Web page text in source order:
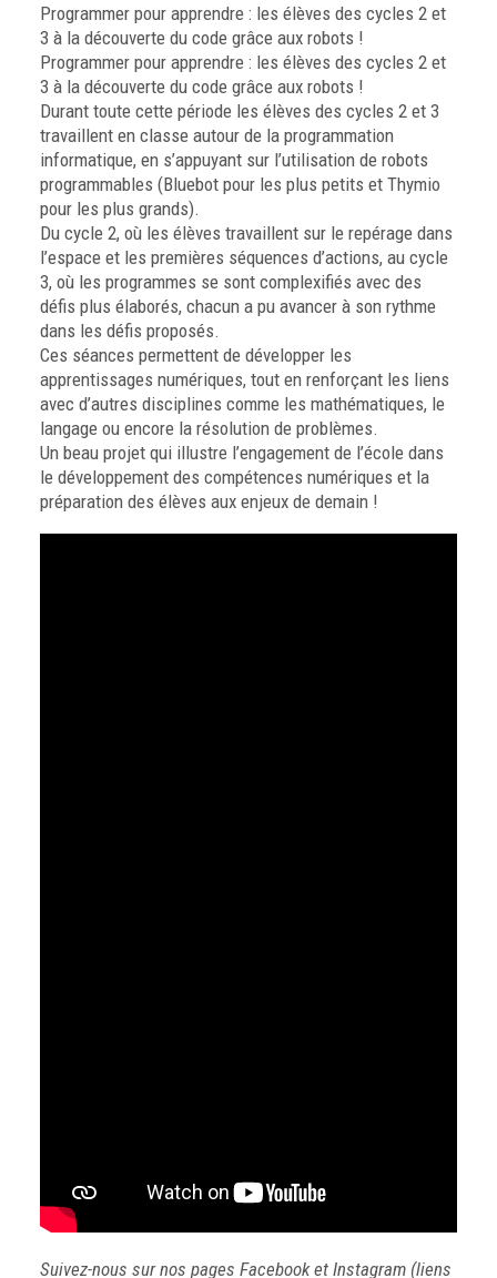
Programmer pour apprendre : les élèves des cycles 2 et
3 à la découverte du code grâce aux robots !
Programmer pour apprendre : les élèves des cycles 2 et
3 à la découverte du code grâce aux robots !
Durant toute cette période les élèves des cycles 2 et 3
travaillent en classe autour de la programmation
informatique, en s’appuyant sur l’utilisation de robots
programmables (Bluebot pour les plus petits et Thymio
pour les plus grands).
Du cycle 2, où les élèves travaillent sur le repérage dans
l’espace et les premières séquences d’actions, au cycle
3, où les programmes se sont complexifiés avec des
défis plus élaborés, chacun a pu avancer à son rythme
dans les défis proposés.
Ces séances permettent de développer les
apprentissages numériques, tout en renforçant les liens
avec d’autres disciplines comme les mathématiques, le
langage ou encore la résolution de problèmes.
Un beau projet qui illustre l’engagement de l’école dans
le développement des compétences numériques et la
préparation des élèves aux enjeux de demain !
Suivez-nous sur nos pages Facebooket Instagram (liens